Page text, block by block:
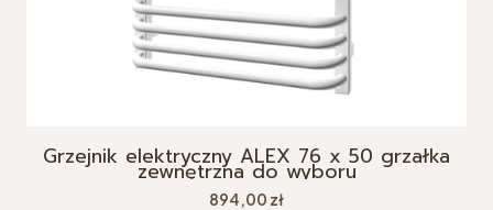
Grzejnik elektryczny ALEX 76 x 50 grzałka
zewnętrzna do wyboru
Cena
894,00 zł